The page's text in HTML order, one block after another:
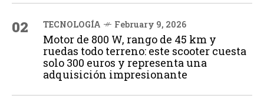
02 TECNOLOGÍA February 9, 2026
Motor de 800 W, rango de 45 km y
ruedas todo terreno: este scooter cuesta
solo 300 euros y representa una
adquisición impresionante